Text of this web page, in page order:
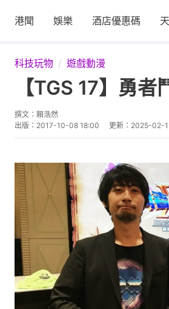
港聞 娛樂 酒店優惠碼
科技玩物 遊戲動漫
【TGS 17】勇
撰文： 賴浩然
出版： 2017-10-08 18:00 更新： 2025-02-